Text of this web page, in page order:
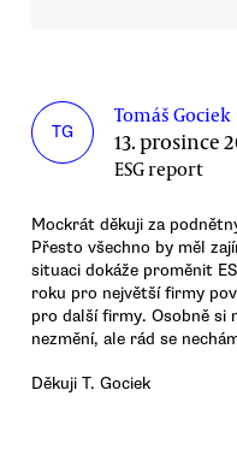
TG
Tomáš Gociek
13. prosince
ESG report
Mockrát děkuji za
Přesto všechno by měl
situaci dokáže proměnit
roku pro největší firmy
pro další firmy. Osobně si
nezmění, ale rád se
Děkuji T. Gociek